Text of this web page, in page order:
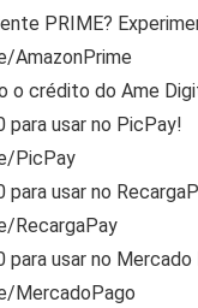
PRIME?
AmazonPrime
o crédito do Ame
para usar no PicPay!
PicPay
para usar no
RecargaPay
para usar no Mercado
MercadoPago